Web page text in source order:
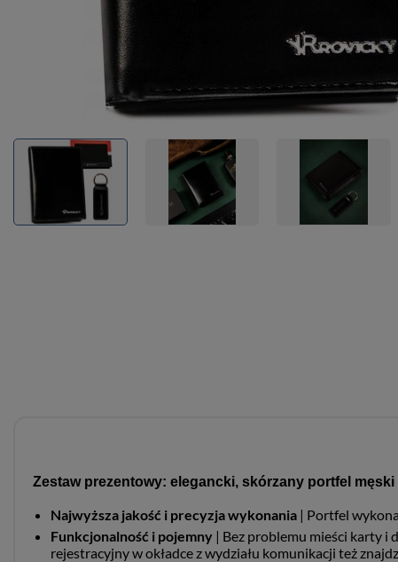
Zestaw prezentowy: elegancki, skórzany portfel
Najwyższa jakość i precyzja wykonania | Portfel
Funkcjonalność i pojemny | Bez problemu mieści karty i
rejestracyjny w okładce z wydziału komunikacji też